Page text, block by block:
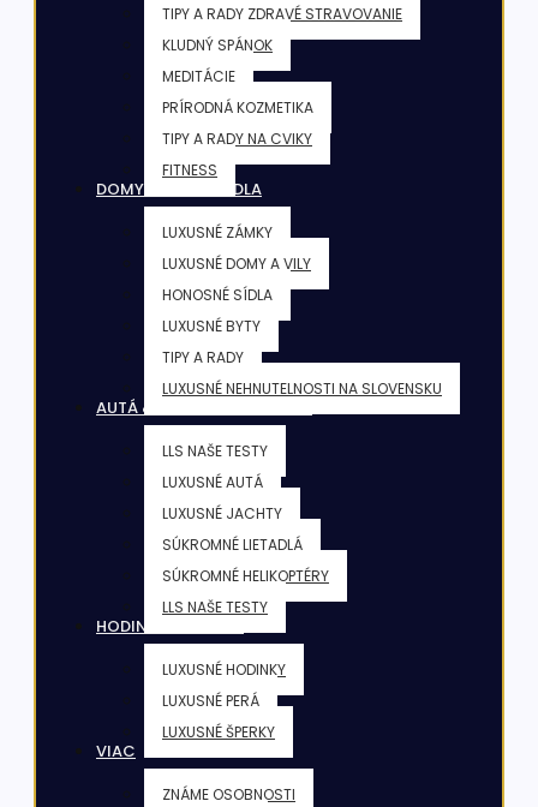
TIPY A RADY ZDRAVÉ STRAVOVANIE
KLUDNÝ SPÁNOK
MEDITÁCIE
PRÍRODNÁ KOZMETIKA
TIPY A RADY NA CVIKY
FITNESS
DOMY & VILY & SÍDLA
LUXUSNÉ ZÁMKY
LUXUSNÉ DOMY A VILY
HONOSNÉ SÍDLA
LUXUSNÉ BYTY
TIPY A RADY
LUXUSNÉ NEHNUTELNOSTI NA SLOVENSKU
AUTÁ & JACHTY & LIETADLÁ
LLS NAŠE TESTY
LUXUSNÉ AUTÁ
LUXUSNÉ JACHTY
SÚKROMNÉ LIETADLÁ
SÚKROMNÉ HELIKOPTÉRY
LLS NAŠE TESTY
HODINKY & ŠPERKY
LUXUSNÉ HODINKY
LUXUSNÉ PERÁ
LUXUSNÉ ŠPERKY
VIAC
ZNÁME OSOBNOSTI